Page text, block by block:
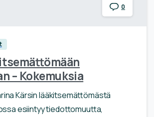
0
– Kokemuksia
Kärsin lääkitsemättömästä
esiintyy tiedottomuutta,